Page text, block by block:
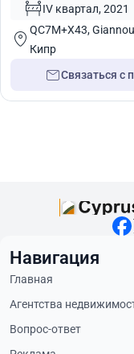
Перволия, Ларнака,
IV квартал, 2021
QC7M+X43,
Кипр
Связаться с
Навигация
Главная
Агентства
Вопрос-ответ